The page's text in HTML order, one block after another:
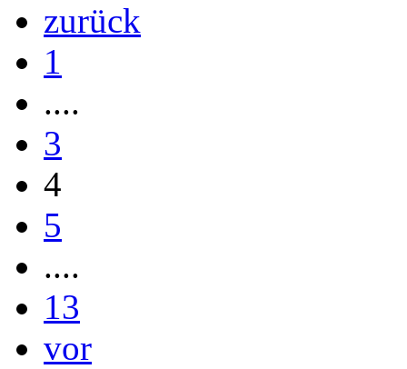
zurück
1
....
3
4
5
....
13
vor